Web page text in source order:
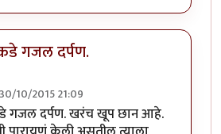
गजल दर्पण.
10/2015 21:09
byमाधुरी विनायक
गजल दर्पण. खरंच खूप छान आहे.